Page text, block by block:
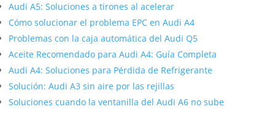
Audi A5: Soluciones a tirones al acelerar
Cómo solucionar el problema EPC en Audi A4
Problemas con la caja automática del Audi Q5
Aceite Recomendado para Audi A4: Guía Completa
Audi A4: Soluciones para Pérdida de Refrigerante
Solución: Audi A3 sin aire por las rejillas
Soluciones cuando la ventanilla del Audi A6 no sube